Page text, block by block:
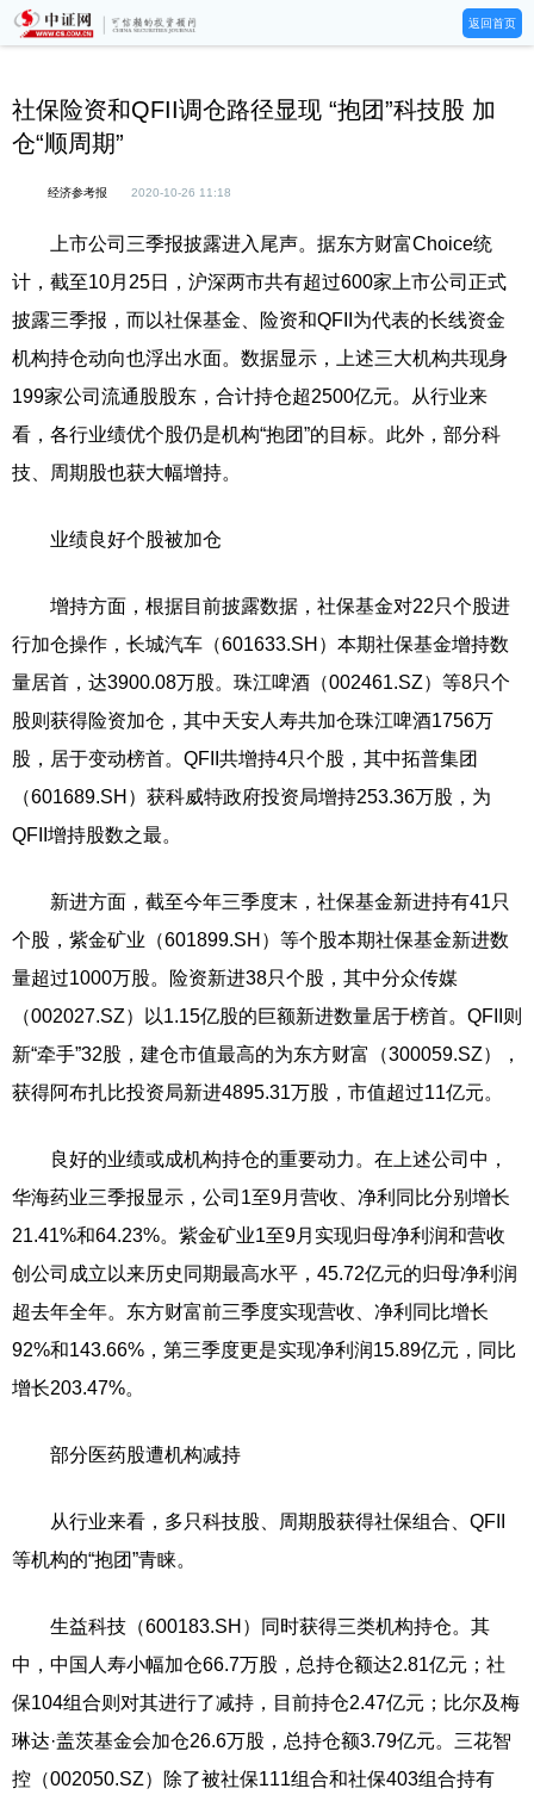
返回首页
社保险资和QFII调仓路径显现 “抱团”科技股 加
仓“顺周期”
经济参考报 2020-10-26 11:18
上市公司三季报披露进入尾声。据东方财富Choice统
计，截至10月25日，沪深两市共有超过600家上市公司正式
披露三季报，而以社保基金、险资和QFII为代表的长线资金
机构持仓动向也浮出水面。数据显示，上述三大机构共现身
199家公司流通股股东，合计持仓超2500亿元。从行业来
看，各行业绩优个股仍是机构“抱团”的目标。此外，部分科
技、周期股也获大幅增持。
业绩良好个股被加仓
增持方面，根据目前披露数据，社保基金对22只个股进
行加仓操作，长城汽车（601633.SH）本期社保基金增持数
量居首，达3900.08万股。珠江啤酒（002461.SZ）等8只个
股则获得险资加仓，其中天安人寿共加仓珠江啤酒1756万
股，居于变动榜首。QFII共增持4只个股，其中拓普集团
（601689.SH）获科威特政府投资局增持253.36万股，为
QFII增持股数之最。
新进方面，截至今年三季度末，社保基金新进持有41只
个股，紫金矿业（601899.SH）等个股本期社保基金新进数
量超过1000万股。险资新进38只个股，其中分众传媒
（002027.SZ）以1.15亿股的巨额新进数量居于榜首。QFII则
新“牵手”32股，建仓市值最高的为东方财富（300059.SZ），
获得阿布扎比投资局新进4895.31万股，市值超过11亿元。
良好的业绩或成机构持仓的重要动力。在上述公司中，
华海药业三季报显示，公司1至9月营收、净利同比分别增长
21.41%和64.23%。紫金矿业1至9月实现归母净利润和营收
创公司成立以来历史同期最高水平，45.72亿元的归母净利润
超去年全年。东方财富前三季度实现营收、净利同比增长
92%和143.66%，第三季度更是实现净利润15.89亿元，同比
增长203.47%。
部分医药股遭机构减持
从行业来看，多只科技股、周期股获得社保组合、QFII
等机构的“抱团”青睐。
生益科技（600183.SH）同时获得三类机构持仓。其
中，中国人寿小幅加仓66.7万股，总持仓额达2.81亿元；社
保104组合则对其进行了减持，目前持仓2.47亿元；比尔及梅
琳达·盖茨基金会加仓26.6万股，总持仓额3.79亿元。三花智
控（002050.SZ）除了被社保111组合和社保403组合持有